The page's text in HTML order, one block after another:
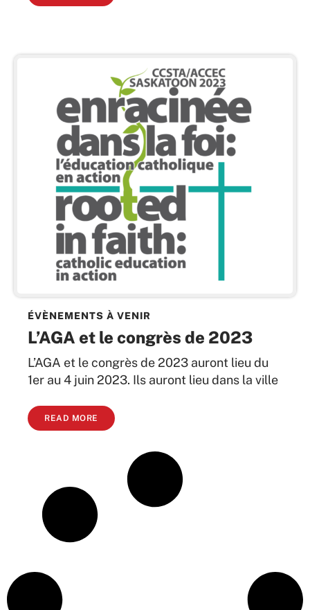
ÉVÈNEMENTS À VENIR
L’AGA et le congrès de 2023
L’AGA et le congrès de 2023 auront lieu du
1er au 4 juin 2023. Ils auront lieu dans la ville
READ MORE